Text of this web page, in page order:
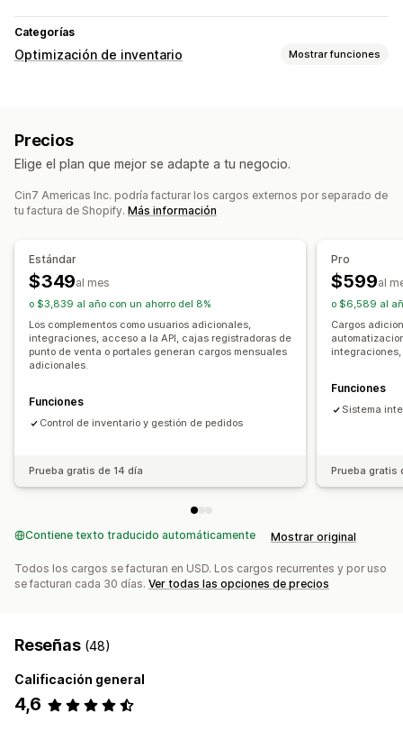
Categorías
Optimización de inventario Mostrar funciones
Reposición automática
Fechas de vencimiento Previsión
Múltiples sucursales
SKU
Reabastecimiento de existencias
Transferencia de existencias Importar y exportar
Automatización del flujo de trabajo
Gestión de pedidos
Pedidos pendientes
Devoluciones
Procesamiento masivo Procesamiento automático
Pedidos de compra
Notificaciones e informes y estadísticas
Informes personalizados Información útil
Informes y estadísticas
Precios
Elige el plan que mejor se adapte a tu negocio.
Cin7 Americas Inc. podría facturar los cargos externos por separado de
tu factura de Shopify. Más información
Estándar
$349al mes
o $3,839 al año con un ahorro del 8%
Los complementos como usuarios adicionales,
integraciones, acceso a la API, cajas registradoras de
punto de venta o portales generan cargos mensuales
adicionales.
Funciones
Control de inventario y gestión de pedidos
Prueba gratis de 14 día
Pro
$599al
o $6,589 al
Cargos
integraciones,
Funciones
Sistema
Prueba gratis
Contiene texto traducido automáticamente Mostrar original
Todos los cargos se facturan en USD. Los cargos recurrentes y por uso
se facturan cada 30 días. Ver todas las opciones de precios
Reseñas (48)
Calificación general
4,6